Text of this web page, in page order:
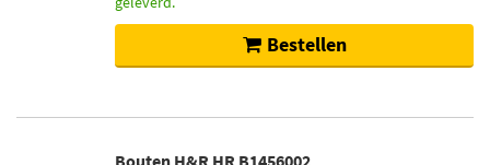
Bestellen
Bouten H&R HR B1456002